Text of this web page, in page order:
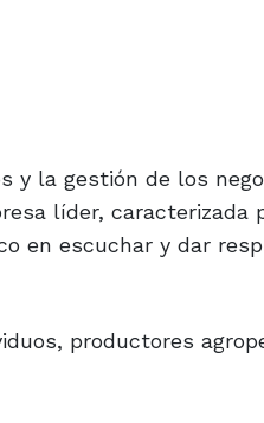
y la gestión de los
líder, caracterizada
en escuchar y dar
productores